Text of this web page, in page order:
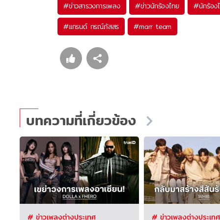
#ข่าวสารวงการเพลง #ข่าวนักร้องไทย #นักร้อง
#แกรนด์ กรณ์ภัสสร #marr team
บทความที่เกี่ยวข้อง
# ข่าวเพลงต่างประเทศ # ข่าวเพลงต่างประเทศ